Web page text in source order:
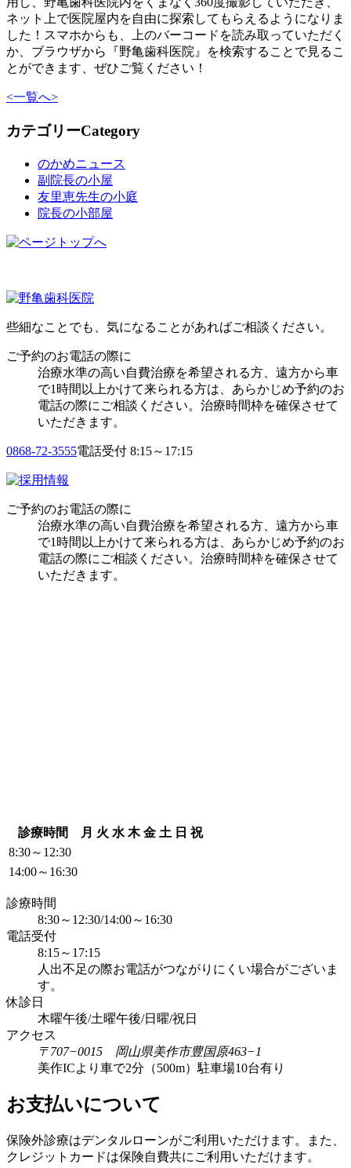
ネット上で医院屋内を自由に探索してもらえるようになりま
した！スマホからも、上のバーコードを読み取っていただく
か、ブラウザから『野亀歯科医院』を検索することで見るこ
とができます、ぜひご覧ください！
<一覧へ>
カテゴリーCategory
のかめニュース
副院長の小屋
友里恵先生の小庭
院長の小部屋
些細なことでも、気になることがあればご相談ください。
ご予約のお電話の際に
治療水準の高い自費治療を希望される方、遠方から車
で1時間以上かけて来られる方は、あらかじめ予約のお
電話の際にご相談ください。治療時間枠を確保させて
いただきます。
0868-72-3555電話受付 8:15～17:15
ご予約のお電話の際に
治療水準の高い自費治療を希望される方、遠方から車
で1時間以上かけて来られる方は、あらかじめ予約のお
電話の際にご相談ください。治療時間枠を確保させて
いただきます。
診療時間 月 火 水 木 金 土 日 祝
8:30～12:30
14:00～16:30
診療時間
8:30～12:30/14:00～16:30
電話受付
8:15～17:15
人出不足の際お電話がつながりにくい場合がございま
す。
休診日
木曜午後/土曜午後/日曜/祝日
アクセス
〒707−0015 岡山県美作市豊国原463−1
美作ICより車で2分（500m）駐車場10台有り
お支払いについて
保険外診療はデンタルローンがご利用いただけます。また、
クレジットカードは保険自費共にご利用いただけます。